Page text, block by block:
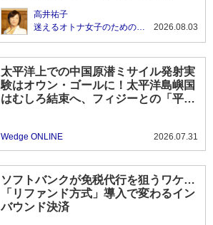
高井祐子
迷えるオトナ女子のための自分らしさのトリセツ
2026.08.03
太平洋上での中国原潜ミサイル発射実
験はオウン・ゴールに！太平洋島嶼国
はむしろ結束へ、フィジーとの「平和
Wedge ONLINE 2026.07.31
ソフトバンクが免税代行を狙うワケ…
「リファンド方式」導入で変わるイン
バウンド決済